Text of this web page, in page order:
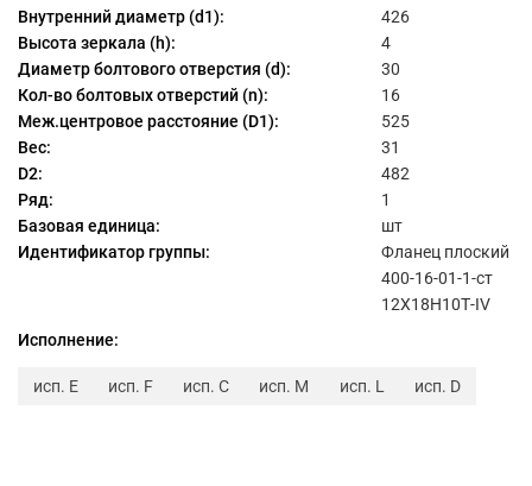
Внутренний диаметр (d1):
426
Высота зеркала (h):
4
Диаметр болтового отверстия (d):
30
Кол-во болтовых отверстий (n):
16
Меж.центровое расстояние (D1):
525
Вес:
31
D2:
482
Ряд:
1
Базовая единица:
шт
Идентификатор группы:
Фланец плоский
400-16-01-1-ст
12Х18Н10Т-IV
Исполнение:
исп. E исп. F исп. C исп. M исп. L исп. D